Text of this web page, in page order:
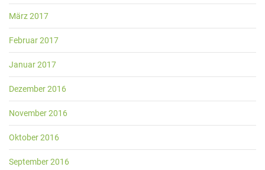
März 2017
Februar 2017
Januar 2017
Dezember 2016
November 2016
Oktober 2016
September 2016